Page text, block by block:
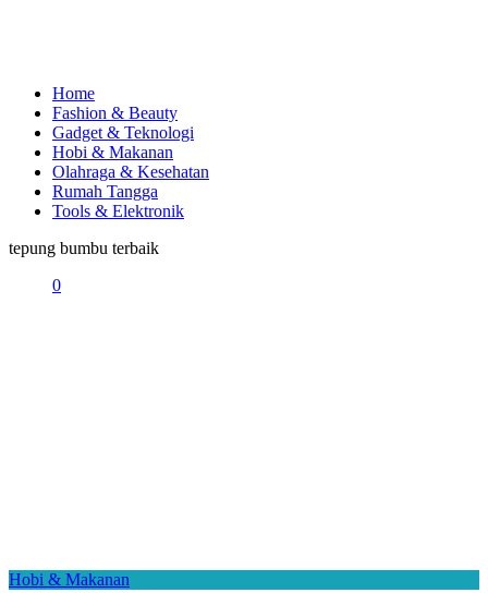
Home
Fashion & Beauty
Gadget & Teknologi
Hobi & Makanan
Olahraga & Kesehatan
Rumah Tangga
Tools & Elektronik
tepung bumbu terbaik
0
Hobi & Makanan